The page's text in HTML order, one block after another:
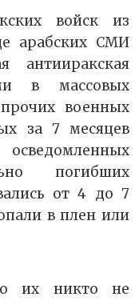
войск из
арабских СМИ
антииракская
в массовых
военных
за 7 месяцев
погибших
от 4 до 7
в плен или
их никто не